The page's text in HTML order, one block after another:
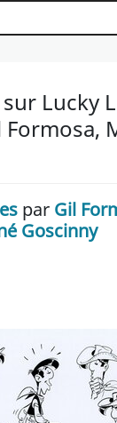
Lucky
par Gil
Goscinny